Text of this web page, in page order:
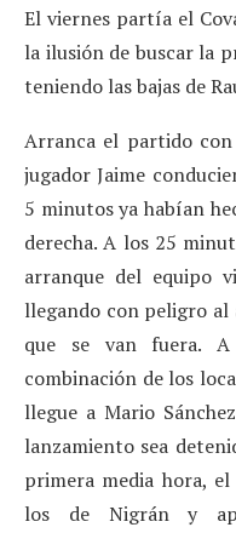
El viernes partía el
la ilusión de buscar la
teniendo las bajas de
Arranca el partido
jugador Jaime
5 minutos ya habían
derecha. A los 25
arranque del equipo
llegando con peligro al
que se van fuera.
combinación de los
llegue a Mario
lanzamiento sea
primera media hora,
los de Nigrán y